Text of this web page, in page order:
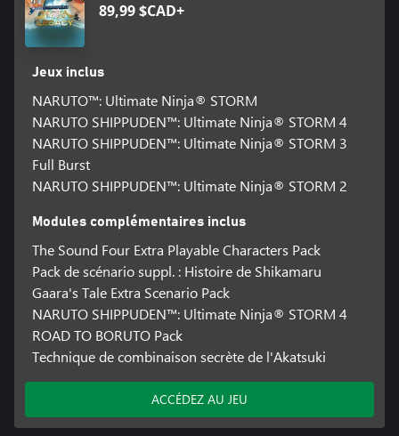
89,99 $CAD+
Jeux inclus
NARUTO™: Ultimate Ninja® STORM
NARUTO SHIPPUDEN™: Ultimate Ninja® STORM 4
NARUTO SHIPPUDEN™: Ultimate Ninja® STORM 3
Full Burst
NARUTO SHIPPUDEN™: Ultimate Ninja® STORM 2
Modules complémentaires inclus
The Sound Four Extra Playable Characters Pack
Pack de scénario suppl. : Histoire de Shikamaru
Gaara's Tale Extra Scenario Pack
NARUTO SHIPPUDEN™: Ultimate Ninja® STORM 4
ROAD TO BORUTO Pack
Technique de combinaison secrète de l'Akatsuki
ACCÉDEZ AU JEU